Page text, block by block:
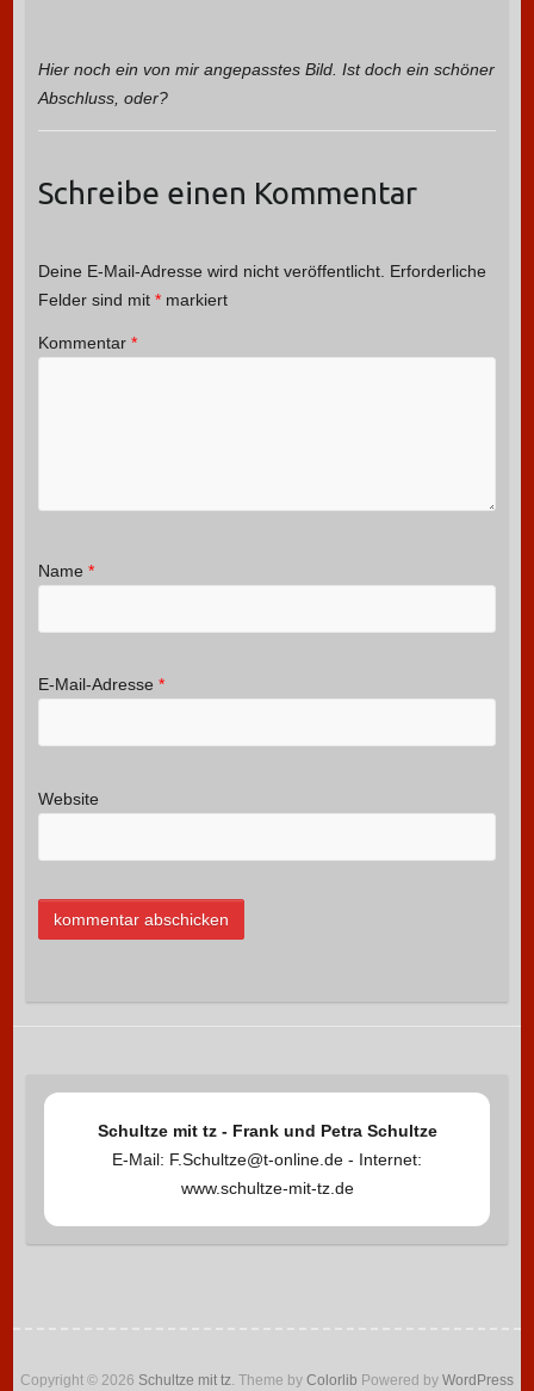
Hier noch ein von mir angepasstes Bild. Ist doch ein schöner
Abschluss, oder?
Schreibe einen Kommentar
Deine E-Mail-Adresse wird nicht veröffentlicht. Erforderliche
Felder sind mit *markiert
Kommentar *
Name *
E-Mail-Adresse *
Website
Schultze mit tz - Frank und Petra Schultze
E-Mail: F.Schultze@t-online.de - Internet:
www.schultze-mit-tz.de
Copyright © 2026 Schultze mit tz. Theme by Colorlib Powered by WordPress